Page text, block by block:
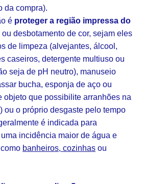
da compra).
é proteger a região impressa do
desbotamento de cor, sejam eles
de limpeza (alvejantes, álcool,
caseiros, detergente multiuso ou
seja de pH neutro), manuseio
bucha, esponja de aço ou
objeto que possibilite arranhões na
ou o próprio desgaste pelo tempo
é indicada para
incidência maior de água e
banheiros, cozinhas ou